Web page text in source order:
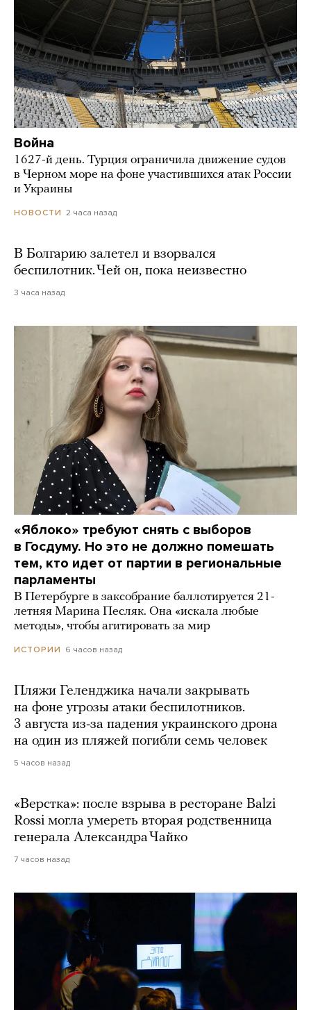
Война
1627-й день. Турция ограничила движение судов
в Черном море на фоне участившихся атак России
и Украины
НОВОСТИ 2 часа назад
В Болгарию залетел и взорвался
беспилотник. Чей он, пока неизвестно
3 часа назад
«Яблоко» требуют снять с выборов
в Госдуму. Но это не должно помешать
тем, кто идет от партии в региональные
парламенты
В Петербурге в заксобрание баллотируется 21-
летняя Марина Песляк. Она «искала любые
методы», чтобы агитировать за мир
ИСТОРИИ 6 часов назад
Пляжи Геленджика начали закрывать
на фоне угрозы атаки беспилотников.
3 августа из-за падения украинского дрона
на один из пляжей погибли семь человек
5 часов назад
«Верстка»: после взрыва в ресторане Balzi
Rossi могла умереть вторая родственница
генерала Александра Чайко
7 часов назад